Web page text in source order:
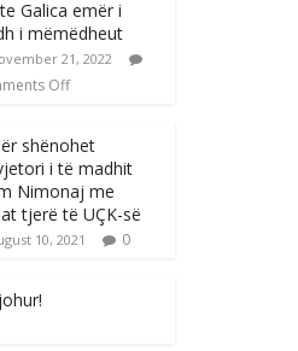
Galica emër i
i mëmëdheut
21, 2022
Off
shënohet
i të madhit
Nimonaj me
tjerë të UÇK-së
10, 2021 0